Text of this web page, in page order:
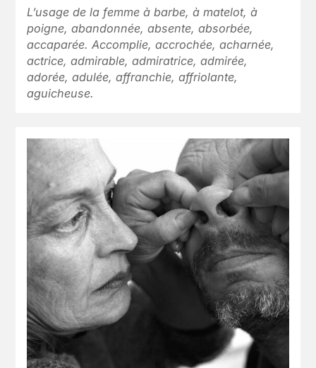
L’usage de la femme à barbe, à matelot, à
poigne, abandonnée, absente, absorbée,
accaparée. Accomplie, accrochée, acharnée,
actrice, admirable, admiratrice, admirée,
adorée, adulée, affranchie, affriolante,
aguicheuse.